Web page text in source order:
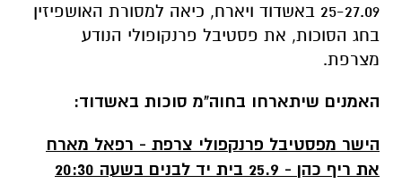
25-27.09 באשדוד ויארח, כיאה למסורת האושפיזין
בחג הסוכות, את פסטיבל פרנקופולי הנודע
מצרפת.
האמנים שיתארחו בחוה"מ סוכות באשדוד:
הישר מפסטיבל פרנקפולי צרפת - רפאל מארח
את ריף כהן - 25.9 בית יד לבנים בשעה 20:30